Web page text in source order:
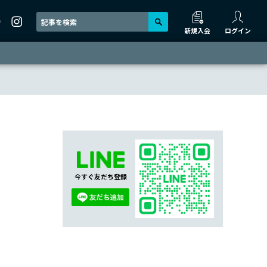
新規入会 ログイン
今すぐ友だち登録